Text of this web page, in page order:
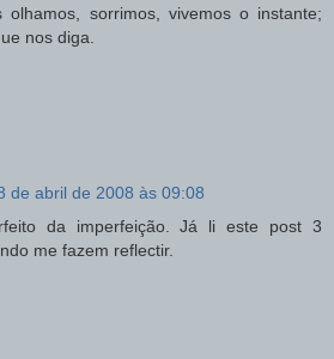
olhamos, sorrimos, vivemos o instante;
nos diga.
de abril de 2008 às 09:08
da imperfeição. Já li este post 3
me fazem reflectir.